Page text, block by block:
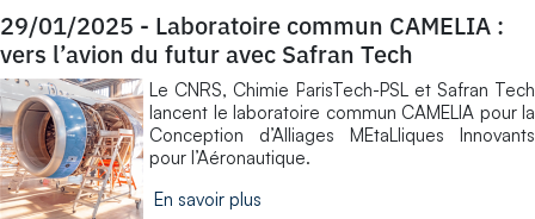
29/01/2025 - Laboratoire commun CAMELIA :
vers l’avion du futur avec Safran Tech
Le CNRS, Chimie ParisTech-PSL et Safran Tech
lancent le laboratoire commun CAMELIA pour la
Conception d’Alliages MEtaLliques Innovants
pour l’Aéronautique.
En savoir plus